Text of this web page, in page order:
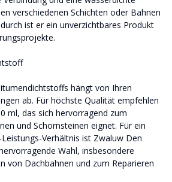
verschiedenen Schichten oder Bahnen
ist er ein unverzichtbares Produkt
hängt von Ihren
ab. Für höchste Qualität empfehlen
ml, das sich hervorragend zum
und Schornsteinen eignet. Für ein
Verhältnis ist Zwaluw Den
Wahl, insbesondere
von Dachbahnen und zum Reparieren